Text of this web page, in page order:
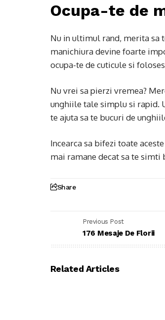
Ocupa-te de
Nu in ultimul rand, merita sa
manichiura devine foarte
ocupa-te de cuticule si
Nu vrei sa pierzi vremea?
unghiile tale simplu si rapid.
te ajuta sa te bucuri de
Incearca sa bifezi toate
mai ramane decat sa te simti
Share
Previous Post
176 Mesaje De Florii
Related Articles